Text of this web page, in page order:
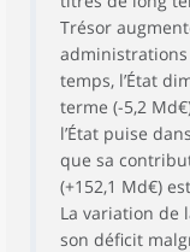
Trésor
administrations
temps, l’État
terme (-5,2
l’État puise
que sa
(+152,1 Md€)
La variation de
son déficit